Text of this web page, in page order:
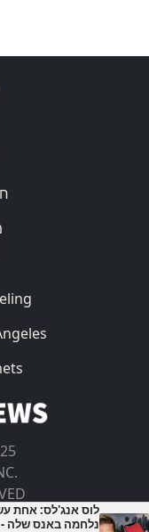
לוס אנג'לס: אחת
נלחמה באנס שלה